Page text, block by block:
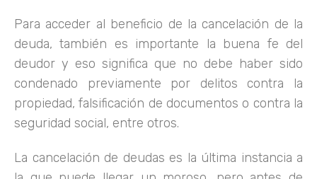
Para acceder al beneficio de la cancelación de la
deuda, también es importante la buena fe del
deudor y eso significa que no debe haber sido
condenado previamente por delitos contra la
propiedad, falsificación de documentos o contra la
seguridad social, entre otros.
La cancelación de deudas es la última instancia a